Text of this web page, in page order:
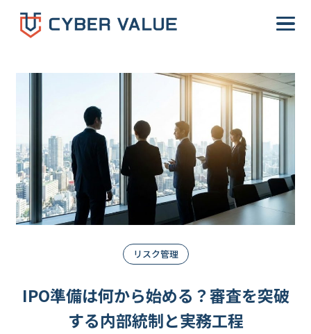
リスク管理
IPO準備は何から始める？審査を突破
する内部統制と実務工程